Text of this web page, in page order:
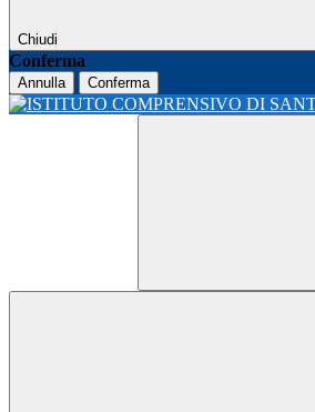
Chiudi
Conferma
Annulla Conferma